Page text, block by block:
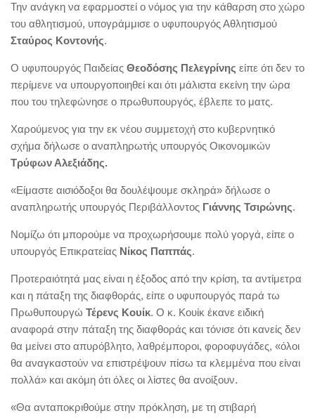
Την ανάγκη να εφαρμοστεί ο νόμος για την κάθαρση στο χώρο
του αθλητισμού, υπογράμμισε ο υφυπουργός Αθλητισμού
Σταύρος Κοντονής.
Ο υφυπουργός Παιδείας Θεοδόσης Πελεγρίνης είπε ότι δεν το
περίμενε να υπουργοποιηθεί και ότι μάλιστα εκείνη την ώρα
που του τηλεφώνησε ο πρωθυπουργός, έβλεπε το ματς.
Χαρούμενος για την εκ νέου συμμετοχή στο κυβερνητικό
σχήμα δήλωσε ο αναπληρωτής υπουργός Οικονομικών
Τρύφων Αλεξιάδης.
«Είμαστε αισιόδοξοι θα δουλέψουμε σκληρά» δήλωσε ο
αναπληρωτής υπουργός Περιβάλλοντος Γιάννης Τσιρώνης.
Νομίζω ότι μπορούμε να προχωρήσουμε πολύ γοργά, είπε ο
υπουργός Επικρατείας Νίκος Παππάς.
Προτεραιότητά μας είναι η έξοδος από την κρίση, τα αντίμετρα
και η πάταξη της διαφθοράς, είπε ο υφυπουργός παρά τω
Πρωθυπουργώ Τέρενς Κουίκ. Ο κ. Κουίκ έκανε ειδική
αναφορά στην πάταξη της διαφθοράς και τόνισε ότι κανείς δεν
θα μείνει στο απυρόβλητο, λαθρέμποροι, φοροφυγάδες, «όλοι
θα αναγκαστούν να επιστρέψουν πίσω τα κλεμμένα που είναι
πολλά» και ακόμη ότι όλες οι λίστες θα ανοίξουν.
«Θα ανταποκριθούμε στην πρόκληση, με τη στιβαρή